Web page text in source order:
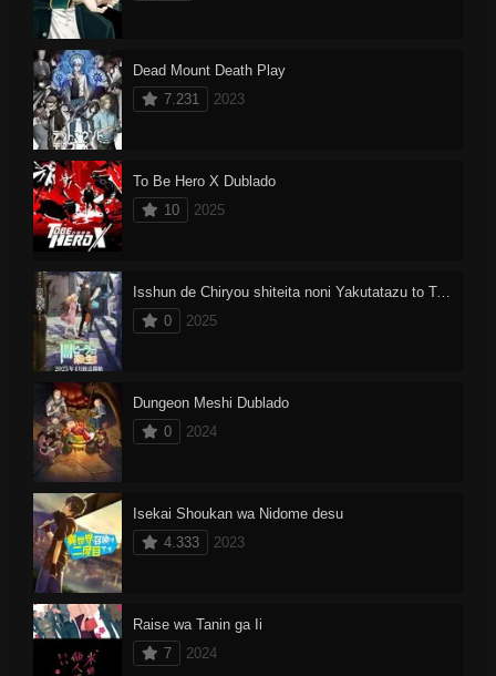
Dead Mount Death Play
7.231
2023
To Be Hero X Dublado
10
2025
Isshun de Chiryou shiteita noni Yakutatazu to Tsuihou sareta Tensai Chiyushi, Yami Healer toshite Tanoshiku Ikiru
0
2025
Dungeon Meshi Dublado
0
2024
Isekai Shoukan wa Nidome desu
4.333
2023
Raise wa Tanin ga Ii
7
2024